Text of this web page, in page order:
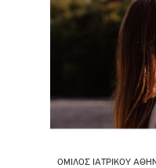
ΟΜΙΛΟΣ ΙΑΤΡΙΚΟΥ